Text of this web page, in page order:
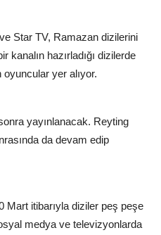
Star TV, Ramazan dizilerini
kanalın hazırladığı dizilerde
yer alıyor.
yayınlanacak. Reyting
da devam edip
Mart itibarıyla diziler peş peşe
medya ve televizyonlarda